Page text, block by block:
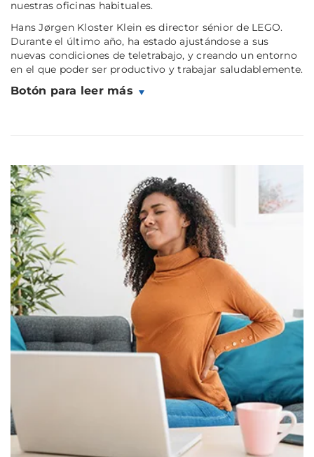
nuestras oficinas habituales.
Hans Jørgen Kloster Klein es director sénior de LEGO.
Durante el último año, ha estado ajustándose a sus
nuevas condiciones de teletrabajo, y creando un entorno
en el que poder ser productivo y trabajar saludablemente.
Botón para leer más